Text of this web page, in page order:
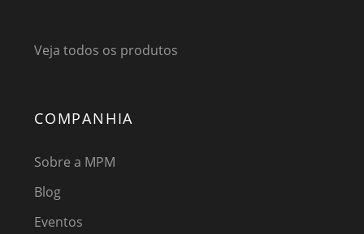
Veja todos os produtos
COMPANHIA
Sobre a MPM
Blog
Eventos